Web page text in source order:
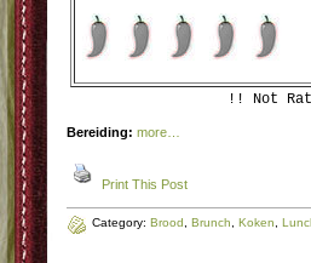
!! Not
Bereiding: more…
Print This Post
Category: Brood Brunch Koken